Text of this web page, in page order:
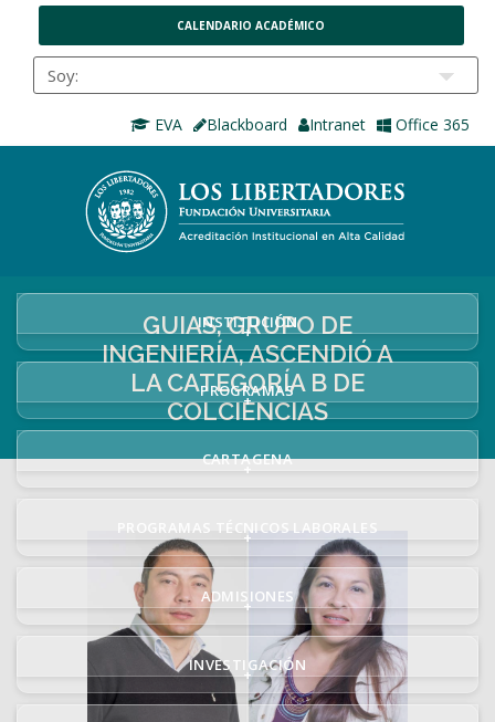
CALENDARIO ACADÉMICO
EVA Blackboard Intranet Office 365
INSTITUCIÓN
+
PROGRAMAS
+
CARTAGENA
+
PROGRAMAS TÉCNICOS LABORALES
+
ADMISIONES
+
INVESTIGACIÓN
+
GUIAS, GRUPO DE
INGENIERÍA, ASCENDIÓ A
LA CATEGORÍA B DE
COLCIENCIAS